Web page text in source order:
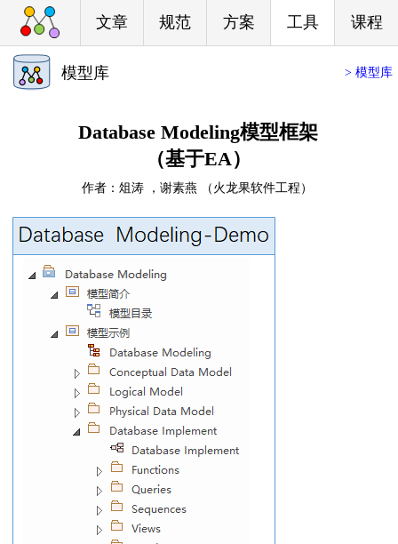
文章 规范 方案 工具 课程
模型库 > 模型库
Database Modeling模型框架
（基于EA）
作者：俎涛 ，谢素燕 （火龙果软件工程）